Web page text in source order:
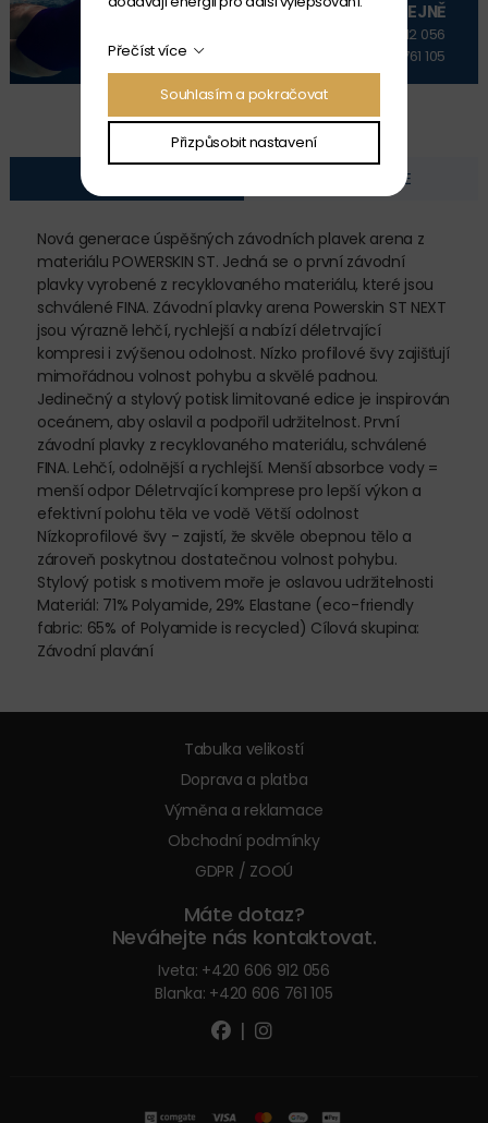
NA PRODEJNĚ
+420 606 912 056
+420 606 761 105
FOTOGALERIE
Nová generace úspěšných závodních plavek arena z
materiálu POWERSKIN ST. Jedná se o první závodní
plavky vyrobené z recyklovaného materiálu, které jsou
schválené FINA. Závodní plavky arena Powerskin ST NEXT
jsou výrazně lehčí, rychlejší a nabízí déletrvající
kompresi i zvýšenou odolnost. Nízko profilové švy zajišťují
mimořádnou volnost pohybu a skvělé padnou.
Jedinečný a stylový potisk limitované edice je inspirován
oceánem, aby oslavil a podpořil udržitelnost. První
závodní plavky z recyklovaného materiálu, schválené
FINA. Lehčí, odolnější a rychlejší. Menší absorbce vody =
menší odpor Déletrvající komprese pro lepší výkon a
efektivní polohu těla ve vodě Větší odolnost
Nízkoprofilové švy - zajistí, že skvěle obepnou tělo a
zároveň poskytnou dostatečnou volnost pohybu.
Stylový potisk s motivem moře je oslavou udržitelnosti
Materiál: 71% Polyamide, 29% Elastane (eco-friendly
fabric: 65% of Polyamide is recycled) Cílová skupina:
Závodní plavání
Tabulka velikostí
Doprava a platba
Výměna a reklamace
Obchodní podmínky
GDPR / ZOOÚ
Máte dotaz?
Neváhejte nás kontaktovat.
Iveta: +420 606 912 056
Blanka: +420 606 761 105
|
Přečíst více
Souhlasím a pokračovat
Přizpůsobit nastavení